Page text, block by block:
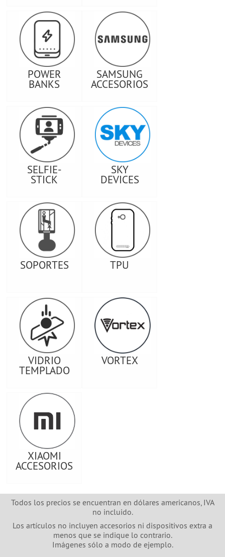
POWER
BANKS
SAMSUNG
ACCESORIOS
SELFIE-
STICK
SKY
DEVICES
SOPORTES TPU
VIDRIO
TEMPLADO
VORTEX
XIAOMI
ACCESORIOS
Todos los precios se encuentran en dólares americanos, IVA
no incluido.
Los artículos no incluyen accesorios ni dispositivos extra a
menos que se indique lo contrario.
Imágenes sólo a modo de ejemplo.